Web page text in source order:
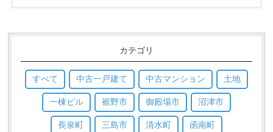
カテゴリ
すべて 中古一戸建て 中古マンション 土地
一棟ビル 裾野市 御殿場市 沼津市
長泉町 三島市 清水町 函南町